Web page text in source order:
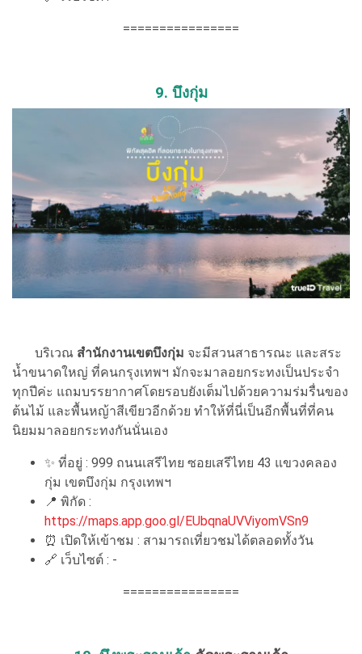
================
9. บึงกุ่ม
บริเวณ สำนักงานเขตบึงกุ่ม จะมีสวนสาธารณะ และสระ
น้ำขนาดใหญ่ ที่คนกรุงเทพฯ มักจะมาลอยกระทงเป็นประจำ
ทุกปีค่ะ แถมบรรยากาศโดยรอบยังเต็มไปด้วยความร่มรื่นของ
ต้นไม้ และพื้นหญ้าสีเขียวอีกด้วย ทำให้ที่นี่เป็นอีกพื้นที่ที่คน
นิยมมาลอยกระทงกันนั่นเอง
✨ ที่อยู่ : 999 ถนนเสรีไทย ซอยเสรีไทย 43 แขวงคลอง
กุ่ม เขตบึงกุ่ม กรุงเทพฯ
📍 พิกัด :
https://maps.app.goo.gl/EUbqnaUVViyomVSn9
⏰ เปิดให้เข้าชม : สามารถเที่ยวชมได้ตลอดทั้งวัน
🔗 เว็บไซต์ : -
================